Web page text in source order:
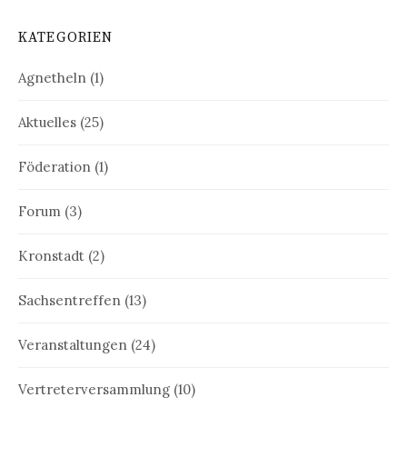
KATEGORIEN
Agnetheln (1)
Aktuelles (25)
Föderation (1)
Forum (3)
Kronstadt (2)
Sachsentreffen (13)
Veranstaltungen (24)
Vertreterversammlung (10)